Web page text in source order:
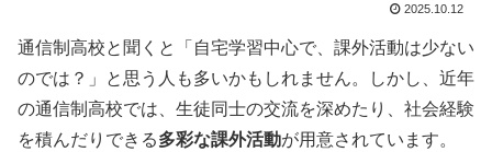
2025.10.12
通信制高校と聞くと「自宅学習中心で、課外活動は少ない
のでは？」と思う人も多いかもしれません。しかし、近年
の通信制高校では、生徒同士の交流を深めたり、社会経験
を積んだりできる多彩な課外活動が用意されています。